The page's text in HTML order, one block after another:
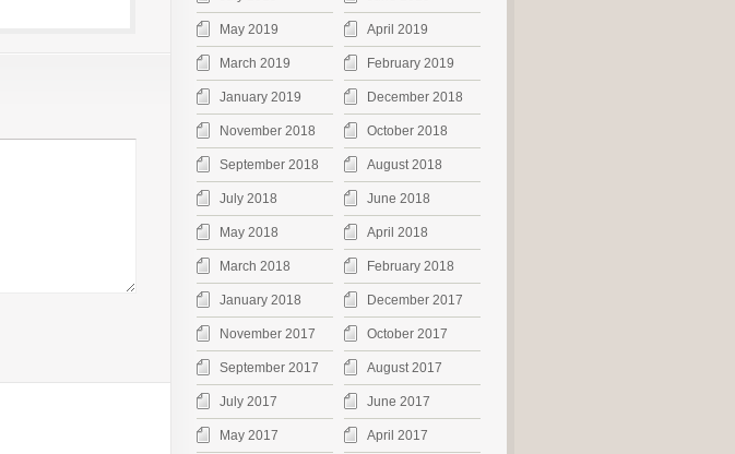
May 2019 April 2019
March 2019 February 2019
January 2019 December 2018
November 2018 October 2018
September 2018 August 2018
July 2018 June 2018
May 2018 April 2018
March 2018 February 2018
January 2018 December 2017
November 2017 October 2017
September 2017 August 2017
July 2017 June 2017
May 2017 April 2017